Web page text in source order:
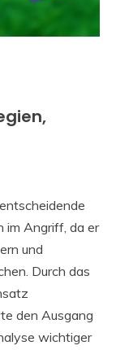
im Angriff, da er
und
Durch das
den Ausgang
wichtiger